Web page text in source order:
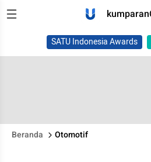
SATU Indonesia Awards
Beranda Otomotif